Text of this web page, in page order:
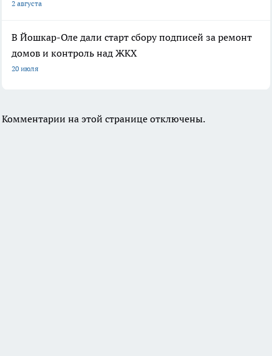
2 августа
В Йошкар-Оле дали старт сбору подписей за ремонт
домов и контроль над ЖКХ
20 июля
Комментарии на этой странице отключены.